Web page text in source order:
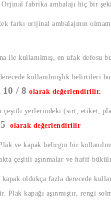
Orjinal fabrika ambalajı hiç bir
farkı orijinal ambalajının
ile kullanılmış, en ufak defosu
kullanılmışlık belirtileri
10 / 8 olarak değerlendirilir.
çeşitli yerlerindeki (sırt, etiket,
olarak değerlendirilir
ve kapak belirgin bir
çeşitli aşınmalar ve hafif
kapak oldukça fazla derecede
Plak kapağı aşınmıştır, rengi